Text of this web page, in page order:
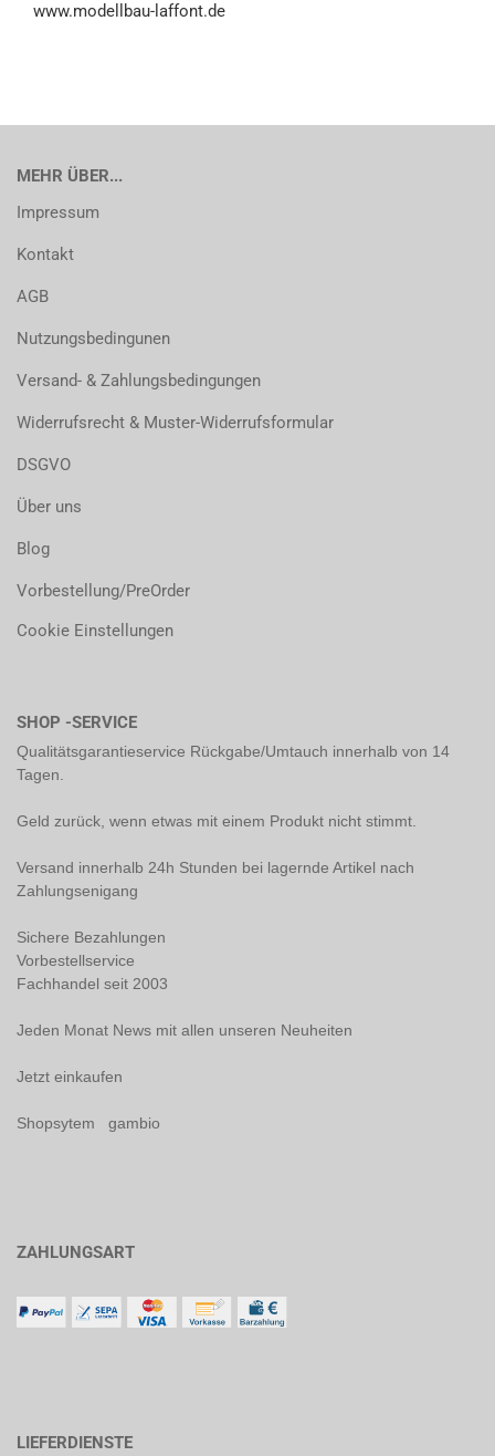
www.modellbau-laffont.de
MEHR ÜBER...
Impressum
Kontakt
AGB
Nutzungsbedingunen
Versand- & Zahlungsbedingungen
Widerrufsrecht & Muster-Widerrufsformular
DSGVO
Über uns
Blog
Vorbestellung/PreOrder
Cookie Einstellungen
SHOP -SERVICE
Qualitätsgarantieservice Rückgabe/Umtauch innerhalb von 14
Tagen.
Geld zurück, wenn etwas mit einem Produkt nicht stimmt.
Versand innerhalb 24h Stunden bei lagernde Artikel nach
Zahlungsenigang
Sichere Bezahlungen
Vorbestellservice
Fachhandel seit 2003
Jeden Monat News mit allen unseren Neuheiten
Jetzt einkaufen
Shopsytem gambio
ZAHLUNGSART
LIEFERDIENSTE